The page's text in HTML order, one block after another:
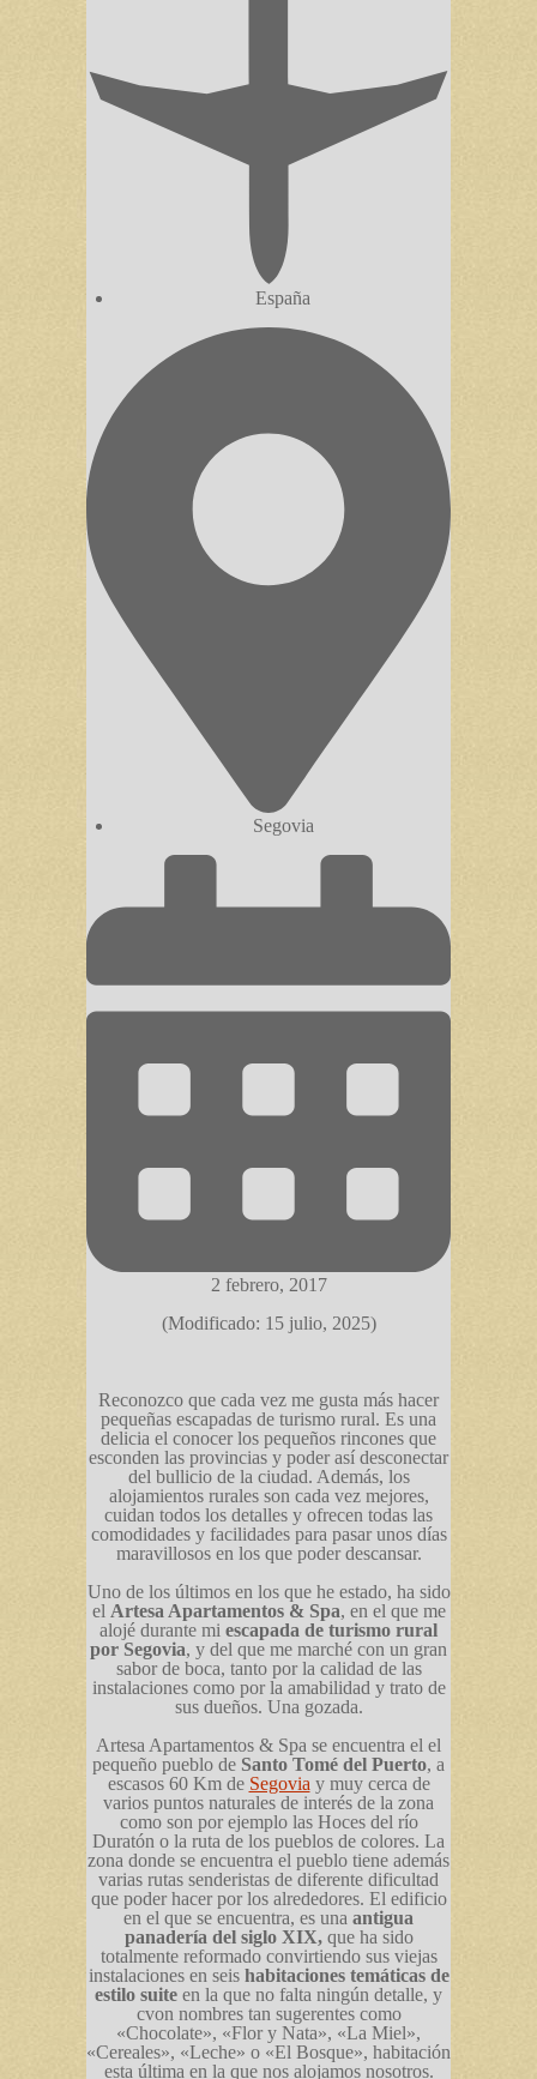
España
Segovia
2 febrero, 2017
(Modificado: 15 julio, 2025)
Reconozco que cada vez me gusta más hacer
pequeñas escapadas de turismo rural. Es una
delicia el conocer los pequeños rincones que
esconden las provincias y poder así desconectar
del bullicio de la ciudad. Además, los
alojamientos rurales son cada vez mejores,
cuidan todos los detalles y ofrecen todas las
comodidades y facilidades para pasar unos días
maravillosos en los que poder descansar.
Uno de los últimos en los que he estado, ha sido
el Artesa Apartamentos & Spa, en el que me
alojé durante mi escapada de turismo rural
por Segovia, y del que me marché con un gran
sabor de boca, tanto por la calidad de las
instalaciones como por la amabilidad y trato de
sus dueños. Una gozada.
Artesa Apartamentos & Spa se encuentra el el
pequeño pueblo de Santo Tomé del Puerto, a
escasos 60 Km de Segovia y muy cerca de
varios puntos naturales de interés de la zona
como son por ejemplo las Hoces del río
Duratón o la ruta de los pueblos de colores. La
zona donde se encuentra el pueblo tiene además
varias rutas senderistas de diferente dificultad
que poder hacer por los alrededores. El edificio
en el que se encuentra, es una antigua
panadería del siglo XIX,que ha sido
totalmente reformado convirtiendo sus viejas
instalaciones en seis habitaciones temáticas de
estilo suite en la que no falta ningún detalle, y
cvon nombres tan sugerentes como
«Chocolate», «Flor y Nata», «La Miel»,
«Cereales», «Leche» o «El Bosque», habitación
esta última en la que nos alojamos nosotros.